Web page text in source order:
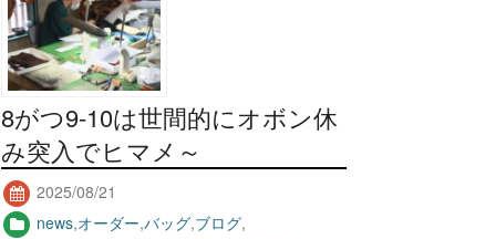
8がつ9-10は世間的にオボン休
み突入でヒマメ～
2025/08/21
news,オーダー,バッグ,ブログ,